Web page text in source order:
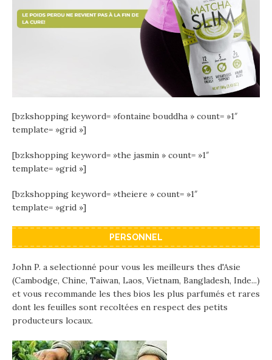
[bzkshopping keyword= »fontaine bouddha » count= »1″
template= »grid »]
[bzkshopping keyword= »the jasmin » count= »1″
template= »grid »]
[bzkshopping keyword= »theiere » count= »1″
template= »grid »]
PERSONNEL
John P. a selectionné pour vous les meilleurs thes d'Asie
(Cambodge, Chine, Taiwan, Laos, Vietnam, Bangladesh, Inde...)
et vous recommande les thes bios les plus parfumés et rares
dont les feuilles sont recoltées en respect des petits
producteurs locaux.